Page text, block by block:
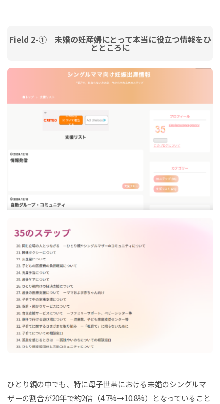
Field 2-① 未婚の妊産婦にとって本当に役立つ情報をひ
とところに
ひとり親の中でも、特に母子世帯における未婚のシングルマ
ザーの割合が20年で約2倍（4.7%→10.8%）となっていること